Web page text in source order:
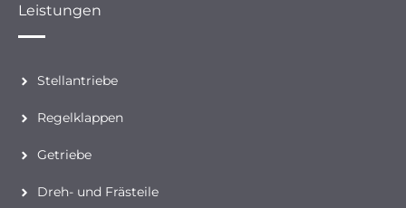
Leistungen
Stellantriebe
Regelklappen
Getriebe
Dreh- und Frästeile